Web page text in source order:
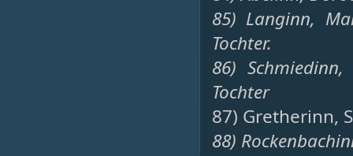
85) Langinn,
Tochter.
86)
Tochter
87) Gretherinn,
88)